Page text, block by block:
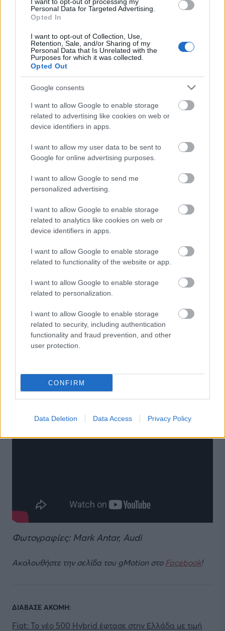
Personal Data for Targeted Advertising.
Opted In
I want to opt-out of Collection, Use,
Retention, Sale, and/or Sharing of my
Personal Data that Is Unrelated with the
Purposes for which it was collected.
Opted Out
Google consents
I want to allow Google to enable storage
related to advertising like cookies on web or
device identifiers in apps.
I want to allow my user data to be sent to
Google for online advertising purposes.
I want to allow Google to send me
personalized advertising.
I want to allow Google to enable storage
related to analytics like cookies on web or
device identifiers in apps.
I want to allow Google to enable storage
related to functionality of the website or app.
I want to allow Google to enable storage
related to personalization.
I want to allow Google to enable storage
related to security, including authentication
functionality and fraud prevention, and other
user protection.
CONFIRM
Data Deletion Data Access Privacy Policy
μάχες. Σύμφωνα με τονΣίμοντς, ορισμένες ιδέες
που δεν εφαρμόστηκαν στους τωρινούς
κανονισμούς θα υιοθετηθούν σε αυτούς του
2026. Με στόχο να μπορούν τα μονοθέσια να
μάχονται δίχως να επηρεάζονται σε μεγάλο
βαθμό από τον ακάθαρτο αέρα.
Φωτογραφίες: Mark Antar, Audi
Ακολουθήστε την σελίδα του gMotion στο Facebook!
ΔΙΑΒΑΣΕ ΑΚΟΜΗ:
Fiat: Το νέο 500 Hybrid έφτασε στην Ελλάδα με τιμή